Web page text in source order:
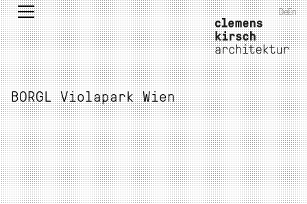
DeEn
BORGL Violapark Wien